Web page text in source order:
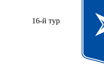
16-й тур